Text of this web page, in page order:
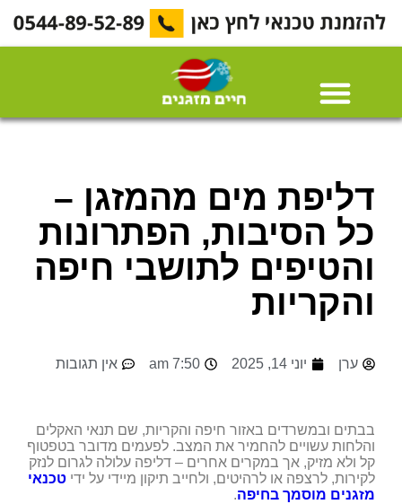
דליפת מים מהמזגן –
כל הסיבות, הפתרונות
והטיפים לתושבי חיפה
והקריות
ערן יוני 14, 2025 7:50 am אין תגובות
בבתים ובמשרדים באזור חיפה והקריות, שם תנאי האקלים
והלחות עשויים להחמיר את המצב. לפעמים מדובר בטפטוף
קל ולא מזיק, אך במקרים אחרים – דליפה עלולה לגרום לנזק
לקירות, לרצפה או לרהיטים, ולחייב תיקון מיידי על ידי טכנאי
מזגנים מוסמך בחיפה.